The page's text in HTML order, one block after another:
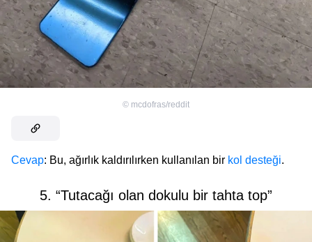
© mcdofras/reddit
Cevap: Bu, ağırlık kaldırılırken kullanılan bir kol desteği.
5. “Tutacağı olan dokulu bir tahta top”